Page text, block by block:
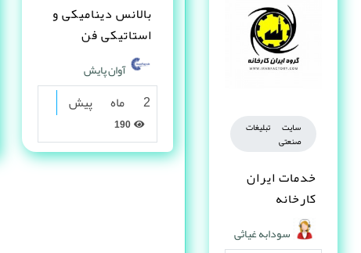
سایت تبلیغات
صنعتی
خدمات ایران
کارخانه
سودابه غیاثی
بالانس دینامیکی و
استاتیکی فن
آوان پایش
2 ماه پیش